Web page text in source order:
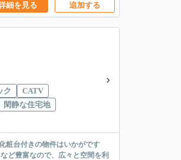
細を見る 追加する
ク
CATV
閑静な住宅地
粧台付きの物件はいかがです
ど豊富なので、広々と空間を利